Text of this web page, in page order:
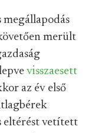
merült
visszaesett
az év első
eltérést vetített